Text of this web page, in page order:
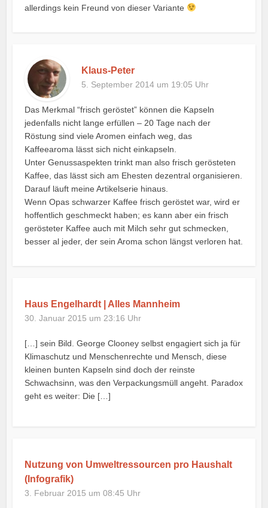
allerdings kein Freund von dieser Variante
Klaus-Peter
5. September 2014 um 19:05 Uhr
Das Merkmal “frisch geröstet” können die Kapseln
jedenfalls nicht lange erfüllen – 20 Tage nach der
Röstung sind viele Aromen einfach weg, das
Kaffeearoma lässt sich nicht einkapseln.
Unter Genussaspekten trinkt man also frisch gerösteten
Kaffee, das lässt sich am Ehesten dezentral organisieren.
Darauf läuft meine Artikelserie hinaus.
Wenn Opas schwarzer Kaffee frisch geröstet war, wird er
hoffentlich geschmeckt haben; es kann aber ein frisch
gerösteter Kaffee auch mit Milch sehr gut schmecken,
besser al jeder, der sein Aroma schon längst verloren hat.
Haus Engelhardt | Alles Mannheim
30. Januar 2015 um 23:16 Uhr
[…] sein Bild. George Clooney selbst engagiert sich ja für
Klimaschutz und Menschenrechte und Mensch, diese
kleinen bunten Kapseln sind doch der reinste
Schwachsinn, was den Verpackungsmüll angeht. Paradox
geht es weiter: Die […]
Nutzung von Umweltressourcen pro Haushalt
(Infografik)
3. Februar 2015 um 08:45 Uhr